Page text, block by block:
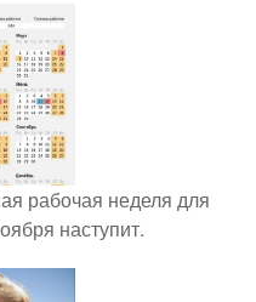
рабочая неделя для
наступит.